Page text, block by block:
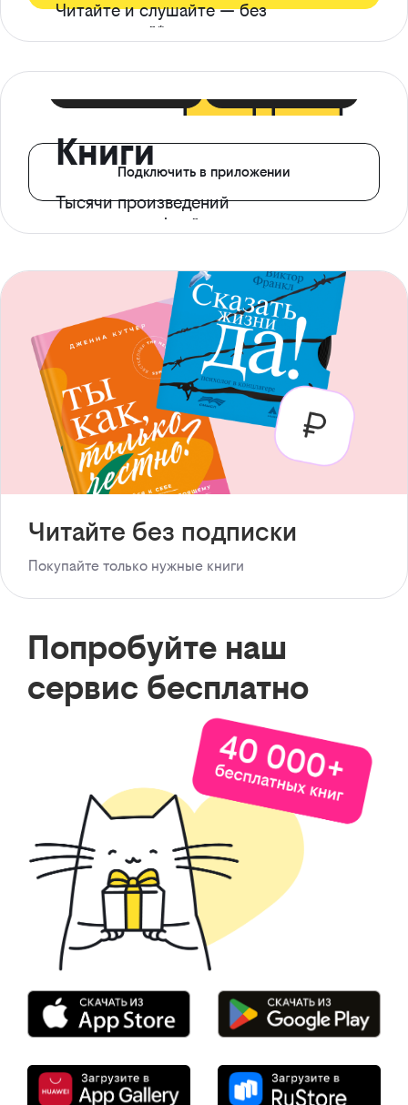
Читайте и слушайте — без
ограничений*
Книги
Тысячи произведений
с доступом офлайн
Подключить в приложении
Читайте без подписки
Покупайте только нужные книги
Попробуйте наш
сервис бесплатно